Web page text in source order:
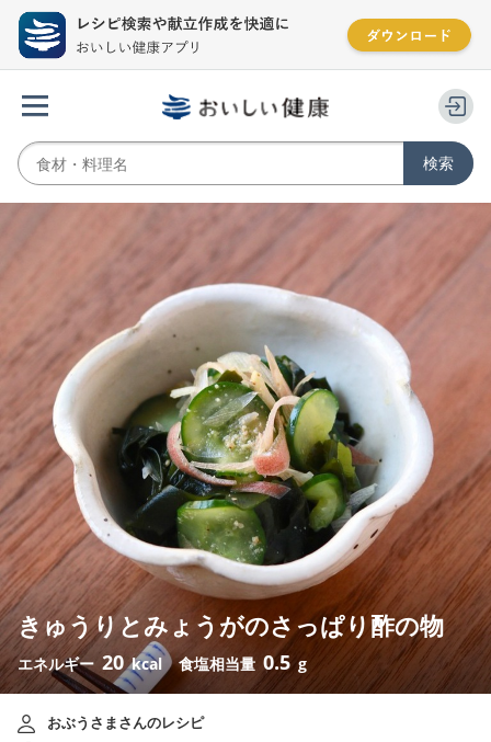
きゅうりとみょうがのさっぱり酢の物
エネルギー 20 kcal 食塩相当量 0.5 g
おぶうさまさんのレシピ